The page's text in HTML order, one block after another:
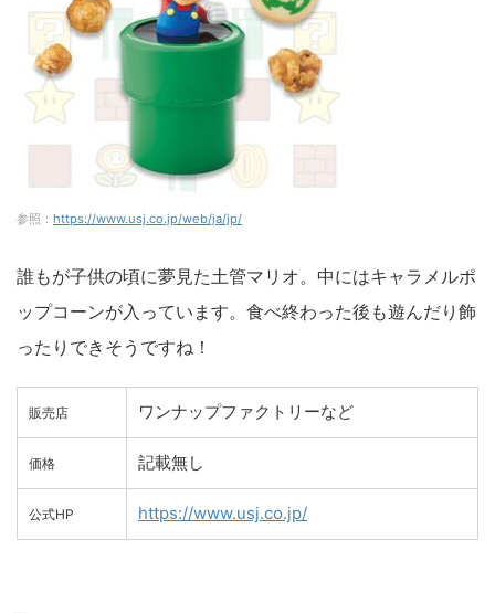
参照： https://www.usj.co.jp/web/ja/jp/
誰もが子供の頃に夢見た土管マリオ。中にはキャラメルポ
ップコーンが入っています。食べ終わった後も遊んだり飾
ったりできそうですね！
販売店 ワンナップファクトリーなど
価格 記載無し
公式HP https://www.usj.co.jp/